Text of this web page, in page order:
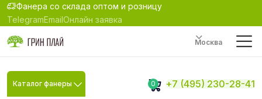
Фанера со склада оптом и розницу
TelegramEmailОнлайн заявка
Москва
Каталог фанеры 0 +7 (495) 230-28-41